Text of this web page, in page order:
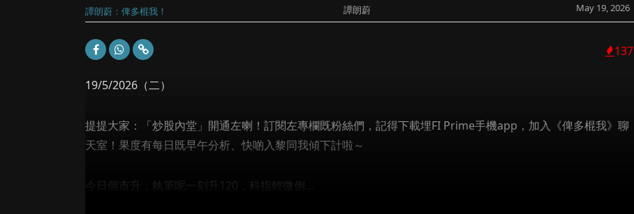
譚朗蔚：俾多棍我！ 譚朗蔚 May 19, 2026
137
19/5/2026（二）
提提大家：「炒股內堂」開通左喇！訂閱左專欄既粉絲們，記得下載埋FI Prime手機app，加入《俾多棍我》聊
天室！果度有每日既早午分析、快啲入黎同我傾下計啦～
今日個市升，執筆呢一刻升120，科指輕微倒...